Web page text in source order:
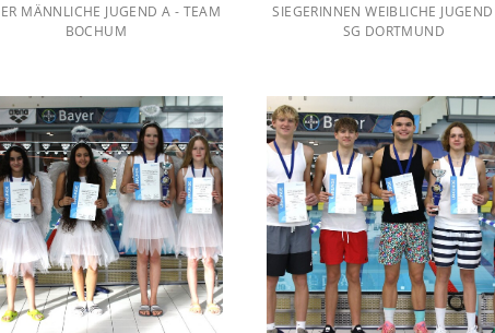
MÄNNLICHE JUGEND A - TEAM
BOCHUM
SIEGERINNEN WEIBLICHE
SG DORTMUND